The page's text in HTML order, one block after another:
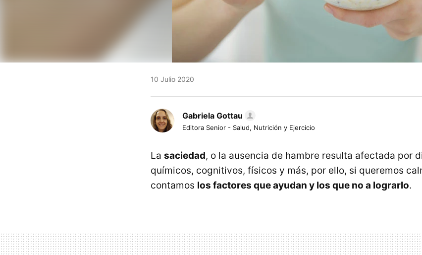
10 Julio 2020
Gabriela Gottau
Editora Senior - Salud, Nutrición y Ejercicio
La saciedad, o la ausencia de hambre resulta afectada por
químicos, cognitivos, físicos y más, por ello, si queremos
contamos los factores que ayudan y los que no a lograrlo.